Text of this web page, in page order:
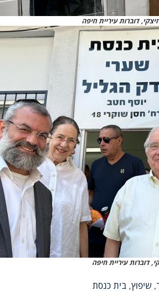
דוברות עיריית חיפה
דוברות עיריית חיפה
,שיפוץ, בית כנסת